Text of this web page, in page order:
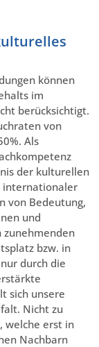
können
im
berücksichtigt.
von
Als
der kulturellen
internationaler
von Bedeutung,
und
zunehmenden
bzw. in
durch die
sich unsere
Nicht zu
welche erst in
Nachbarn